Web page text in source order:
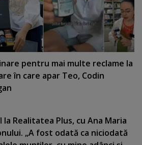
pentru mai multe reclame la
în care apar Teo, Codin
la Realitatea Plus, cu Ana Maria
„A fost odată ca niciodată